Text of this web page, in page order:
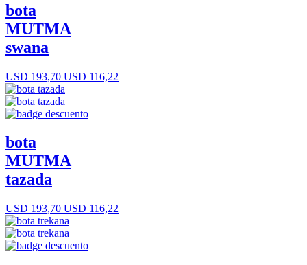
bota
MUTMA
swana
USD 193,70 USD 116,22
bota
MUTMA
tazada
USD 193,70 USD 116,22